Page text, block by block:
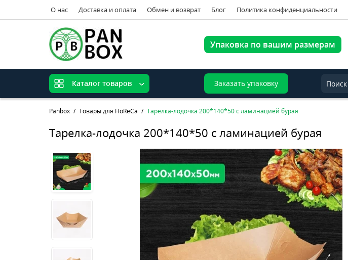
О нас Доставка и оплата Обмен и возврат Блог Политика конфиденциальности
Упаковка по вашим размерам
Каталог товаров Заказать упаковку
Panbox Товары для HoReCa Тарелка-лодочка 200*140*50 с ламинацией бурая
Тарелка-лодочка 200*140*50 с ламинацией бурая